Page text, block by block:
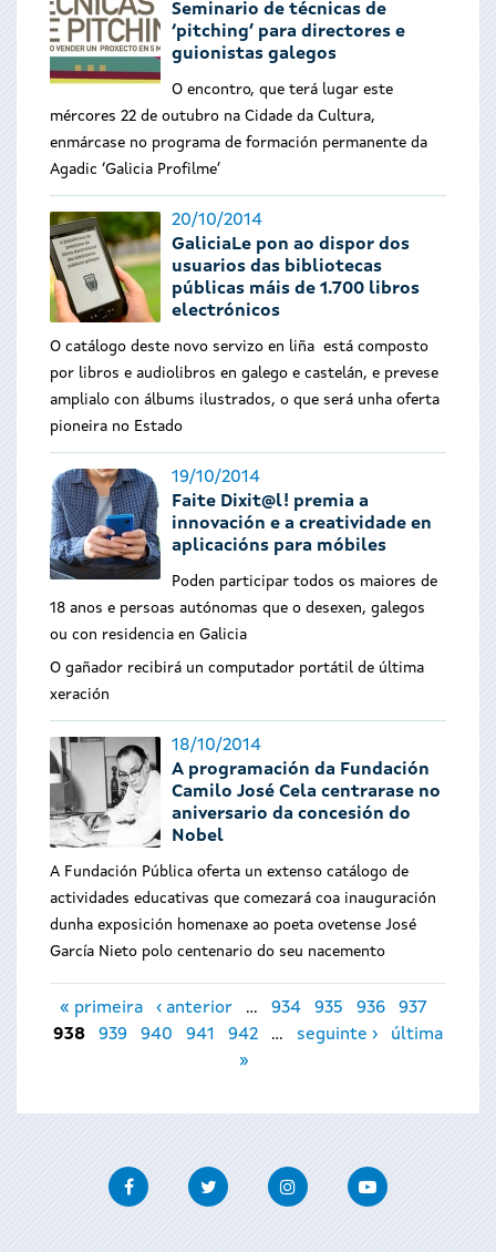
Seminario de técnicas de
‘pitching’ para directores e
guionistas galegos
O encontro, que terá lugar este
mércores 22 de outubro na Cidade da Cultura,
enmárcase no programa de formación permanente da
Agadic ‘Galicia Profilme’
20/10/2014
GaliciaLe pon ao dispor dos
usuarios das bibliotecas
públicas máis de 1.700 libros
electrónicos
O catálogo deste novo servizo en liña está composto
por libros e audiolibros en galego e castelán, e prevese
amplialo con álbums ilustrados, o que será unha oferta
pioneira no Estado
19/10/2014
Faite Dixit@l! premia a
innovación e a creatividade en
aplicacións para móbiles
Poden participar todos os maiores de
18 anos e persoas autónomas que o desexen, galegos
ou con residencia en Galicia
O gañador recibirá un computador portátil de última
xeración
18/10/2014
A programación da Fundación
Camilo José Cela centrarase no
aniversario da concesión do
Nobel
A Fundación Pública oferta un extenso catálogo de
actividades educativas que comezará coa inauguración
dunha exposición homenaxe ao poeta ovetense José
García Nieto polo centenario do seu nacemento
Páxinas
« primeira ‹ anterior … 934 935 936
937
938
939 940 941 942 … seguinte ›
última
»
FacebookTwitter InstagramYoutube